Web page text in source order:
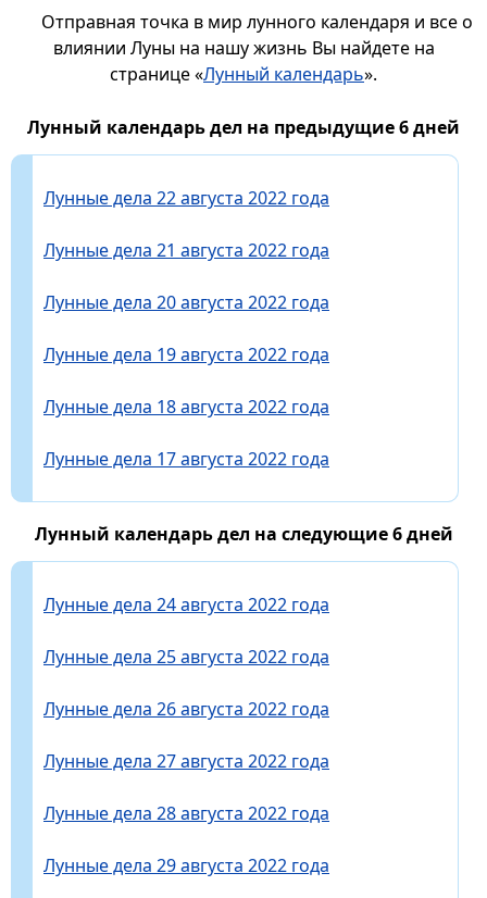
Отправная точка в мир лунного календаря и все о
влиянии Луны на нашу жизнь Вы найдете на
странице «Лунный календарь».
Лунный календарь дел на предыдущие 6 дней
Лунные дела 22 августа 2022 года
Лунные дела 21 августа 2022 года
Лунные дела 20 августа 2022 года
Лунные дела 19 августа 2022 года
Лунные дела 18 августа 2022 года
Лунные дела 17 августа 2022 года
Лунный календарь дел на следующие 6 дней
Лунные дела 24 августа 2022 года
Лунные дела 25 августа 2022 года
Лунные дела 26 августа 2022 года
Лунные дела 27 августа 2022 года
Лунные дела 28 августа 2022 года
Лунные дела 29 августа 2022 года